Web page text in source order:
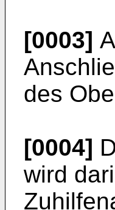
[0003]
des
[0004]
wird